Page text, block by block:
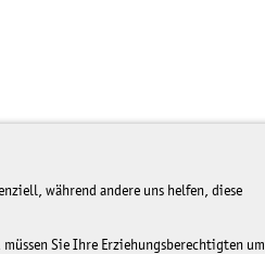
während andere uns helfen, diese
Sie Ihre Erziehungsberechtigten um